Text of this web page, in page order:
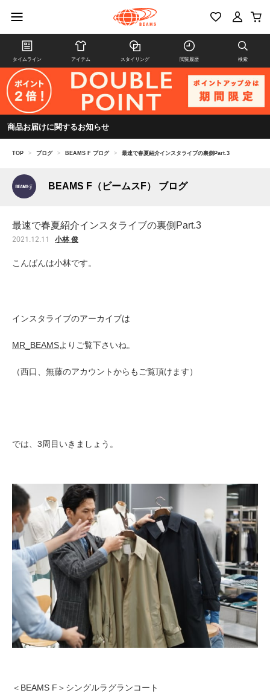
タイムライン アイテム スタイリング 閲覧履歴 検索
商品お届けに関するお知らせ
TOP > ブログ > BEAMS F ブログ > 最速で春夏紹介インスタライブの裏側Part.3
BEAMS F（ビームスF） ブログ
最速で春夏紹介インスタライブの裏側Part.3
2021.12.11 小林 俊
こんばんは小林です。
インスタライブのアーカイブは
MR_BEAMSよりご覧下さいね。
（西口、無藤のアカウントからもご覧頂けます）
では、3周目いきましょう。
＜BEAMS F＞シングルラグランコート